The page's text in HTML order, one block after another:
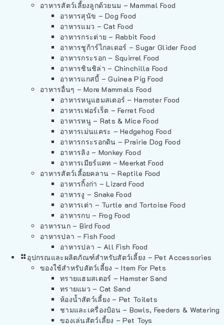
อาหารสัตว์เลี้ยงลูกด้วยนม – Mammal Food
อาหารสุนัข – Dog Food
อาหารแมว – Cat Food
อาหารกระต่าย – Rabbit Food
อาหารชูก้าร์ไกลเดอร์ – Sugar Glider Food
อาหารกระรอก – Squirrel Food
อาหารชินชิล่า – Chinchilla Food
อาหารแกสบี้ – Guinea Pig Food
อาหารอื่นๆ – More Mammals Food
อาหารหนูแฮมสเตอร์ – Hamster Food
อาหารเฟอร์เร็ต – Ferret Food
อาหารหนู – Rats & Mice Food
อาหารเม่นแคระ – Hedgehog Food
อาหารกระรอกดิน – Prairie Dog Food
อาหารลิง – Monkey Food
อาหารเมียร์แคท – Meerkat Food
อาหารสัตว์เลี้อยคลาน – Reptile Food
อาหารกิ้งก่า – Lizard Food
อาหารงู – Snake Food
อาหารเต่า – Turtle and Tortoise Food
อาหารกบ – Frog Food
อาหารนก – Bird Food
อาหารปลา – Fish Food
อาหารปลา – All Fish Food
อุปกรณและผลิตภัณฑ์สำหรับสัตว์เลี้ยง – Pet Accessories
ของใช้สำหรับสัตว์เลี้ยง – Item For Pets
ทรายแฮมสเตอร์ – Hamster Sand
ทรายแมว – Cat Sand
ห้องน้ำสัตว์เลี้ยง – Pet Toilets
ชามและเครื่องป้อน – Bowls, Feeders & Watering
ของเล่นสัตว์เลี้ยง – Pet Toys